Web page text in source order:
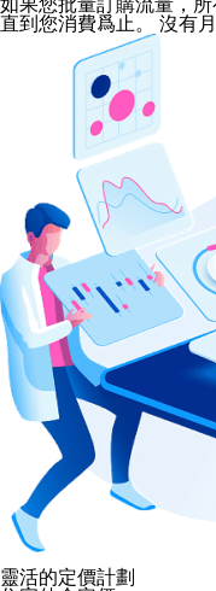
如果您批量訂購流量，
直到您消費爲止。 沒有
靈活的定價計劃